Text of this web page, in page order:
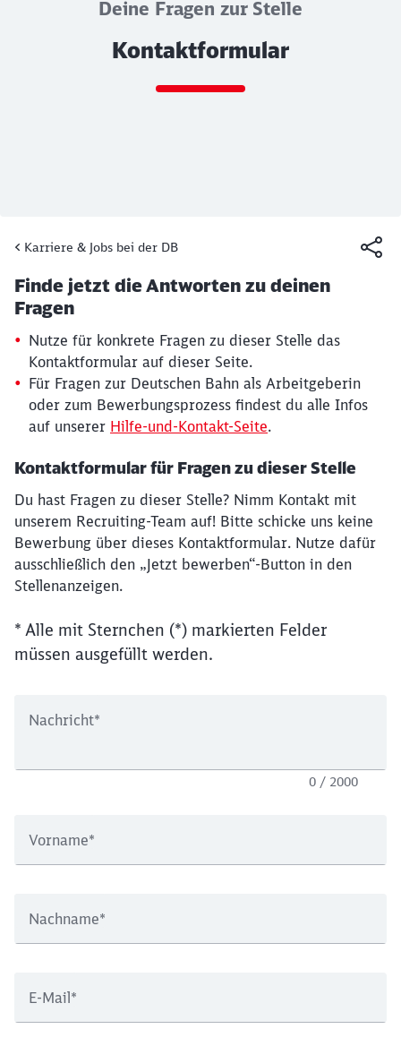
Deine Fragen zur Stelle
Kontaktformular
Ende des Sliders
Karriere & Jobs bei der DB
19. März 2026, 15:30 Uhr
Artikel:
Kontaktformular
Finde jetzt die Antworten zu deinen
Fragen
Nutze für konkrete Fragen zu dieser Stelle das
Kontaktformular auf dieser Seite.
Für Fragen zur Deutschen Bahn als Arbeitgeberin
oder zum Bewerbungsprozess findest du alle Infos
auf unserer Hilfe-und-Kontakt-Seite.
Kontaktformular für Fragen zu dieser Stelle
Du hast Fragen zu dieser Stelle? Nimm Kontakt mit
unserem Recruiting-Team auf! Bitte schicke uns keine
Bewerbung über dieses Kontaktformular. Nutze dafür
ausschließlich den „Jetzt bewerben“-Button in den
Stellenanzeigen.
* Alle mit Sternchen (*) markierten Felder
müssen ausgefüllt werden.
Nachricht*
0 / 2000
Vorname*
Nachname*
E-Mail*